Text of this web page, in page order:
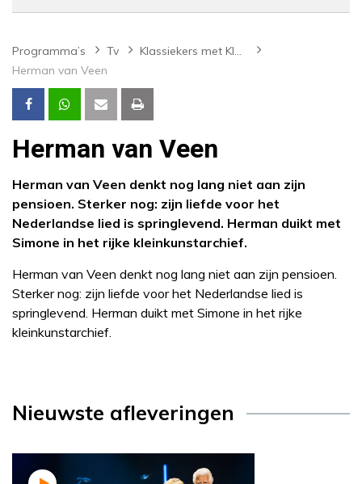
Programma’s Tv
Klassiekers met Kleinsma
Herman van Veen
Herman van Veen
Herman van Veen denkt nog lang niet aan zijn
pensioen. Sterker nog: zijn liefde voor het
Nederlandse lied is springlevend. Herman duikt met
Simone in het rijke kleinkunstarchief.
Herman van Veen denkt nog lang niet aan zijn pensioen.
Sterker nog: zijn liefde voor het Nederlandse lied is
springlevend. Herman duikt met Simone in het rijke
kleinkunstarchief.
Nieuwste afleveringen